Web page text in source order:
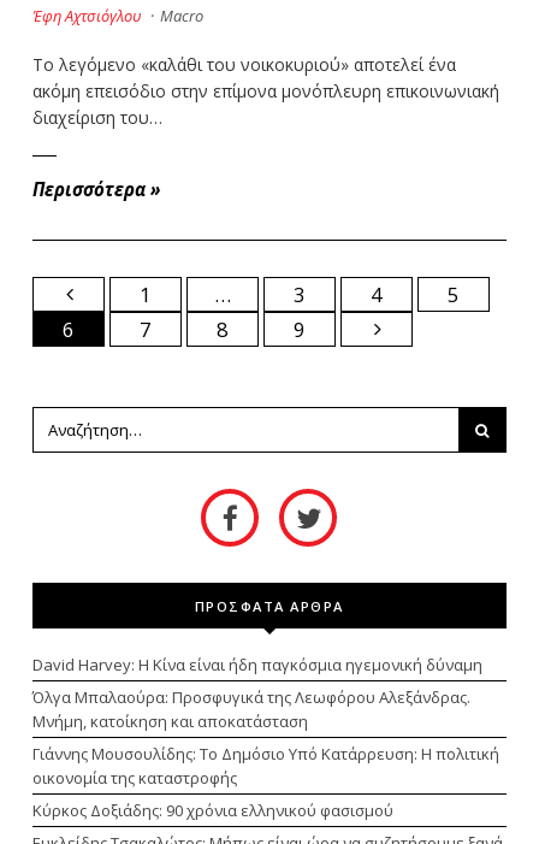
Έφη Αχτσιόγλου · Macro
Το λεγόμενο «καλάθι του νοικοκυριού» αποτελεί ένα
ακόμη επεισόδιο στην επίμονα μονόπλευρη επικοινωνιακή
διαχείριση του…
Περισσότερα »
1 … 3 4
5
6
7 8 9
ΠΡΟΣΦΑΤΑ ΑΡΘΡΑ
David Harvey: Η Κίνα είναι ήδη παγκόσμια ηγεμονική δύναμη
Όλγα Μπαλαούρα: Προσφυγικά της Λεωφόρου Αλεξάνδρας.
Μνήμη, κατοίκηση και αποκατάσταση
Γιάννης Μουσουλίδης: Το Δημόσιο Υπό Κατάρρευση: Η πολιτική
οικονομία της καταστροφής
Κύρκος Δοξιάδης: 90 χρόνια ελληνικού φασισμού